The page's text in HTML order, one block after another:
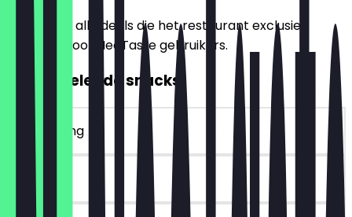
Hier vind je alle deals die het restaurant exclusief
aanbiedt voor NeoTaste gebruikers.
2voor1 Belegde snacks
~€ 4 korting
30 dagen